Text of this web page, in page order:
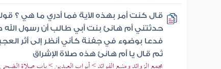
قال كنت أمر بهذه الآية فما أدري ما هي ؟
حدثتني أم هانئ بنت أبي طالب أن رسول
فدعا بوضوء في جفنة كأني أنظر إلى أثر
ثم قال يا أم هانئ هذه صلاة الإشراق